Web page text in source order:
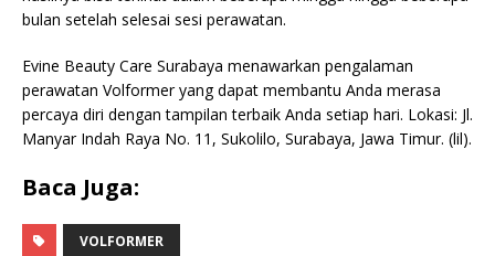
bulan setelah selesai sesi perawatan.
Evine Beauty Care Surabaya menawarkan pengalaman
perawatan Volformer yang dapat membantu Anda merasa
percaya diri dengan tampilan terbaik Anda setiap hari. Lokasi: Jl.
Manyar Indah Raya No. 11, Sukolilo, Surabaya, Jawa Timur. (lil).
Baca Juga:
VOLFORMER